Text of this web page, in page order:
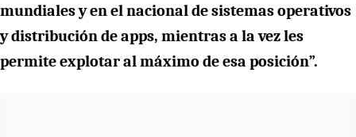
mundiales y en el nacional de sistemas operativos
y distribución de apps, mientras a la vez les
permite explotar al máximo de esa posición”.